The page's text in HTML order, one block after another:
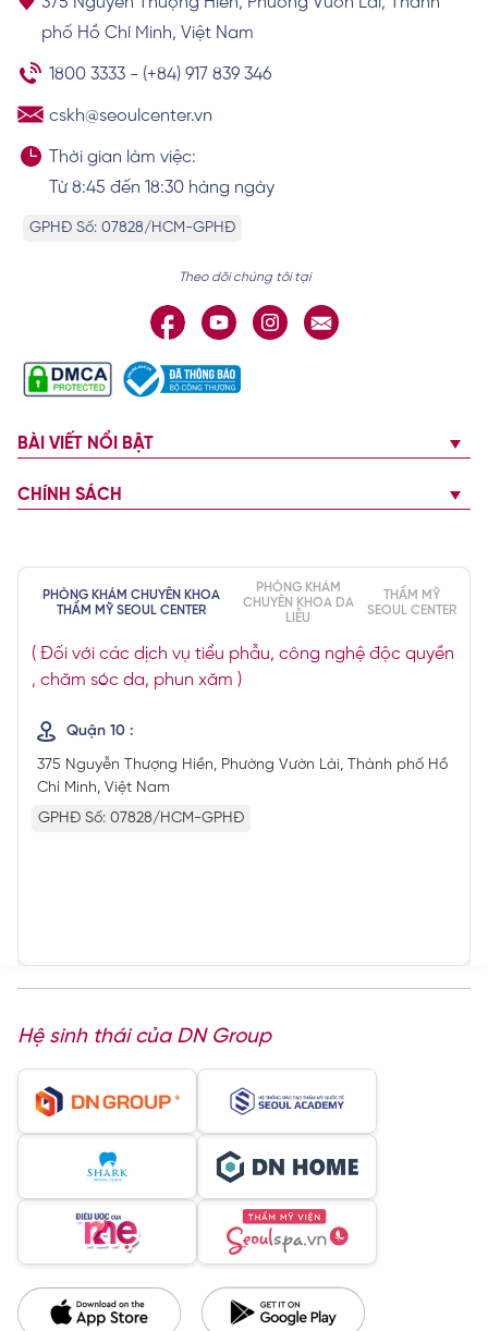
phố Hồ Chí Minh, Việt Nam
1800 3333 - (+84) 917 839 346
cskh@seoulcenter.vn
Thời gian làm việc:
Từ 8:45 đến 18:30 hàng ngày
GPHĐ Số: 07828/HCM-GPHĐ
Theo dõi chúng tôi tại
BÀI VIẾT NỔI BẬT
CHÍNH SÁCH
PHÒNG KHÁM CHUYÊN KHOA
THẨM MỸ SEOUL CENTER
PHÒNG KHÁM
CHUYÊN KHOA DA
LIỄU
THẨM MỸ
SEOUL CENTER
( Đối với các dịch vụ tiểu phẫu, công nghệ độc quyền
, chăm sóc da, phun xăm )
Quận 10 :
375 Nguyễn Thượng Hiền, Phường Vườn Lài, Thành phố Hồ
Chí Minh, Việt Nam
GPHĐ Số: 07828/HCM-GPHĐ
Hệ sinh thái của DN Group